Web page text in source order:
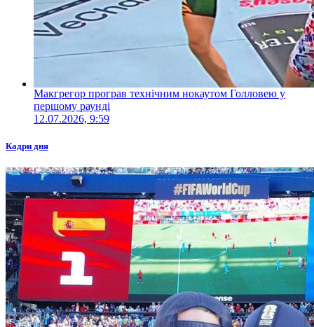
Макгрегор програв технічним нокаутом Голловею у
першому раунді
12.07.2026, 9:59
Кадри дня